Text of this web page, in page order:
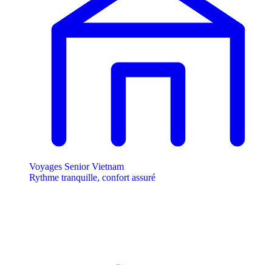
Voyages Senior Vietnam
Rythme tranquille, confort assuré